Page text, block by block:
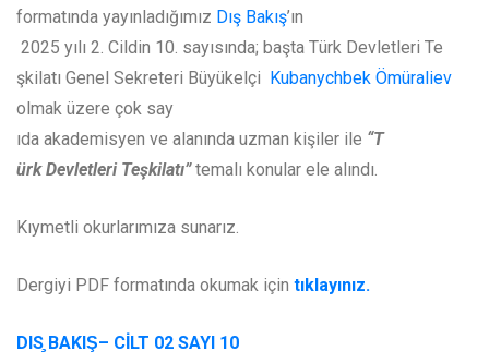
formatında yayınladığımız Dış Bakış’ın
2025 yılı 2. Cildin 10. sayısında; başta Türk Devletleri Te
şkilatı Genel Sekreteri Büyükelçi Kubanychbek Ömüraliev
olmak üzere çok say
ıda akademisyen ve alanında uzman kişiler ile “T
ürk Devletleri Teşkilatı”temalı konular ele alındı.
Kıymetli okurlarımıza sunarız.
Dergiyi PDF formatında okumak için tıklayınız.
DIS ̧ BAKIŞ– CİLT 02 SAYI 1 0